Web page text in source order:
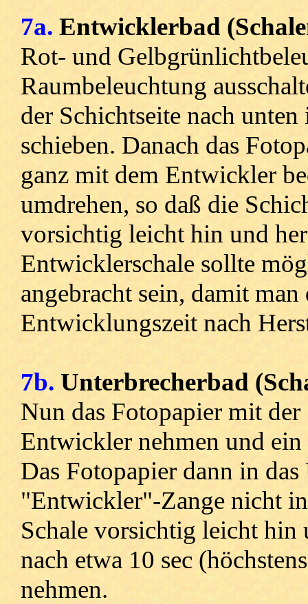
7a. Entwicklerbad
Rot- und
Raumbeleuchtung
der Schichtseite nach
schieben. Danach das
ganz mit dem Entwickler
umdrehen, so daß die
vorsichtig leicht hin und
Entwicklerschale sollte
angebracht sein, damit
Entwicklungszeit nach
7b. Unterbrecherbad
Nun das Fotopapier mit
Entwickler nehmen und ein
Das Fotopapier dann in
"Entwickler"-Zange nicht
Schale vorsichtig leicht hin
nach etwa 10 sec
nehmen.